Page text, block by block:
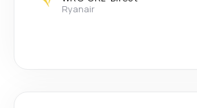
Ryanair